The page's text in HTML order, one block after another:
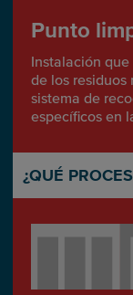
Punto
Instalación
de los residuos
sistema de
específicos en
¿QUÉ